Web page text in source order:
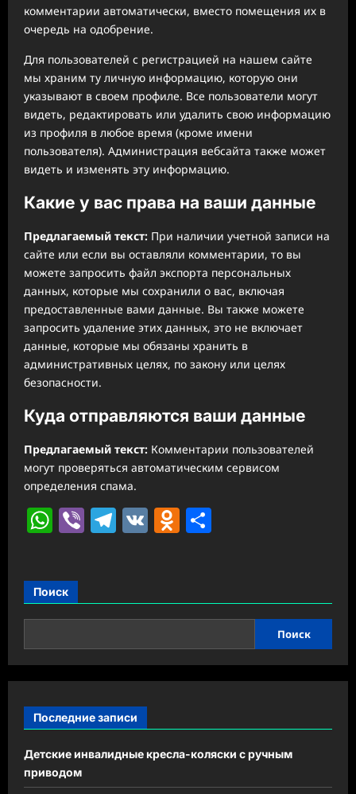
комментарии автоматически, вместо помещения их в
очередь на одобрение.
Для пользователей с регистрацией на нашем сайте
мы храним ту личную информацию, которую они
указывают в своем профиле. Все пользователи могут
видеть, редактировать или удалить свою информацию
из профиля в любое время (кроме имени
пользователя). Администрация вебсайта также может
видеть и изменять эту информацию.
Какие у вас права на ваши данные
Предлагаемый текст: При наличии учетной записи на
сайте или если вы оставляли комментарии, то вы
можете запросить файл экспорта персональных
данных, которые мы сохранили о вас, включая
предоставленные вами данные. Вы также можете
запросить удаление этих данных, это не включает
данные, которые мы обязаны хранить в
административных целях, по закону или целях
безопасности.
Куда отправляются ваши данные
Предлагаемый текст: Комментарии пользователей
могут проверяться автоматическим сервисом
определения спама.
WhatsApp
ViberTelegram
VK Odnoklassniki
Поиск
Поиск
Последние записи
Детские инвалидные кресла-коляски с ручным
приводом